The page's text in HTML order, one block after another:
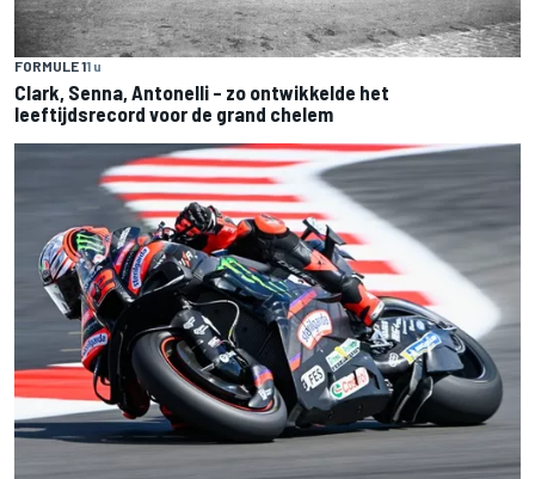
FORMULE 11 u
Clark, Senna, Antonelli – zo ontwikkelde het
leeftijdsrecord voor de grand chelem